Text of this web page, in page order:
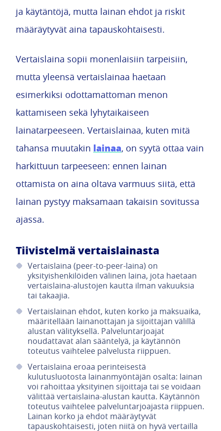
ja käytäntöjä, mutta lainan ehdot ja riskit
määräytyvät aina tapauskohtaisesti.
Vertaislaina sopii monenlaisiin tarpeisiin,
mutta yleensä vertaislainaa haetaan
esimerkiksi odottamattoman menon
kattamiseen sekä lyhytaikaiseen
lainatarpeeseen. Vertaislainaa, kuten mitä
tahansa muutakin lainaa, on syytä ottaa vain
harkittuun tarpeeseen: ennen lainan
ottamista on aina oltava varmuus siitä, että
lainan pystyy maksamaan takaisin sovitussa
ajassa.
Tiivistelmä vertaislainasta
Vertaislaina (peer-to-peer-laina) on
yksityishenkilöiden välinen laina, jota haetaan
vertaislaina-alustojen kautta ilman vakuuksia
tai takaajia.
Vertaislainan ehdot, kuten korko ja maksuaika,
määritellään lainanottajan ja sijoittajan välillä
alustan välityksellä. Palveluntarjoajat
noudattavat alan sääntelyä, ja käytännön
toteutus vaihtelee palvelusta riippuen.
Vertaislaina eroaa perinteisestä
kulutusluotosta lainanmyöntäjän osalta: lainan
voi rahoittaa yksityinen sijoittaja tai se voidaan
välittää vertaislaina-alustan kautta. Käytännön
toteutus vaihtelee palveluntarjoajasta riippuen.
Lainan korko ja ehdot määräytyvät
tapauskohtaisesti, joten niitä on hyvä vertailla